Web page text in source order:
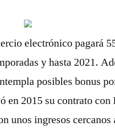
electrónico pagará
y hasta 2021.
posibles bonus
en 2015 su contrato con
unos ingresos cercanos